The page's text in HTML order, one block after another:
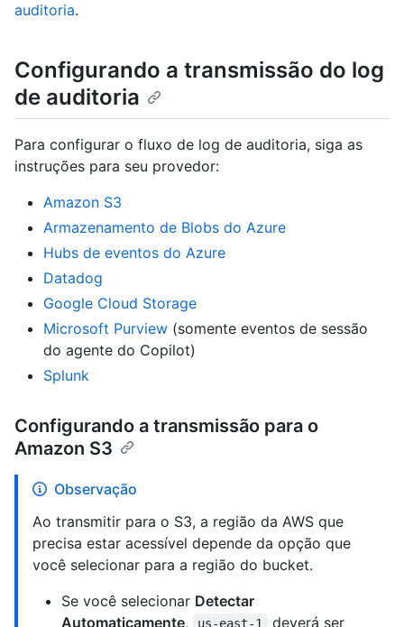
auditoria.
Configurando a transmissão do log
de auditoria
Para configurar o fluxo de log de auditoria, siga as
instruções para seu provedor:
Amazon S3
Armazenamento de Blobs do Azure
Hubs de eventos do Azure
Datadog
Google Cloud Storage
Microsoft Purview (somente eventos de sessão
do agente do Copilot)
Splunk
Configurando a transmissão para o
Amazon S3
Observação
Ao transmitir para o S3, a região da AWS que
precisa estar acessível depende da opção que
você selecionar para a região do bucket.
Se você selecionar Detectar
Automaticamente, us-east-1 deverá ser